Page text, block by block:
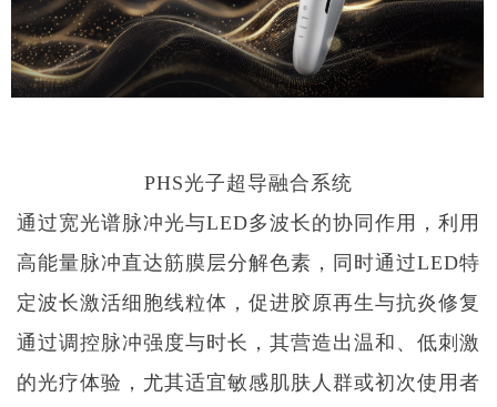
PHS光子超导融合系统
通过宽光谱脉冲光与LED多波长的协同作用，利用
高能量脉冲直达筋膜层分解色素，同时通过LED特
定波长激活细胞线粒体，促进胶原再生与抗炎修复
通过调控脉冲强度与时长，其营造出温和、低刺激
的光疗体验，尤其适宜敏感肌肤人群或初次使用者